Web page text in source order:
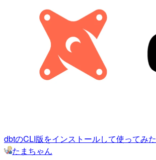
dbtのCLI版をインストールして使ってみた
たまちゃん